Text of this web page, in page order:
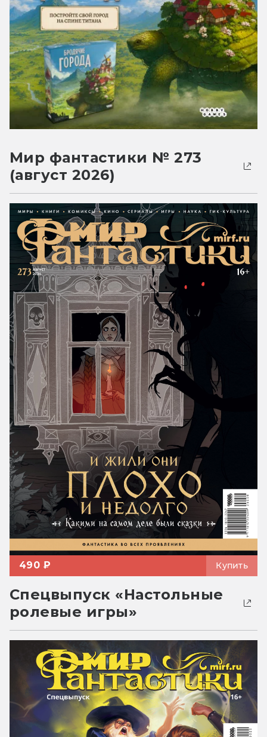
Мир фантастики № 273
(август 2026)
490 ₽ Купить
Спецвыпуск «Настольные
ролевые игры»